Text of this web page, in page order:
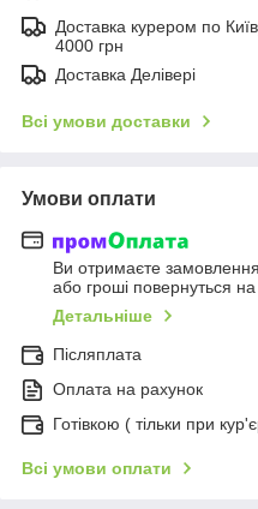
Доставка курером по
4000 грн
Доставка Делівері
Всі умови доставки
Умови оплати
Ви отримаєте замовлення
або гроші повернуться
Детальніше
Післяплата
Оплата на рахунок
Готівкою ( тільки при
Всі умови оплати